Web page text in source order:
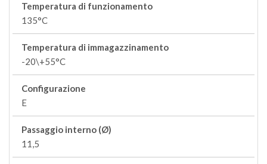
Temperatura di funzionamento
135°C
Temperatura di immagazzinamento
-20\+55°C
Configurazione
E
Passaggio interno (Ø)
11,5